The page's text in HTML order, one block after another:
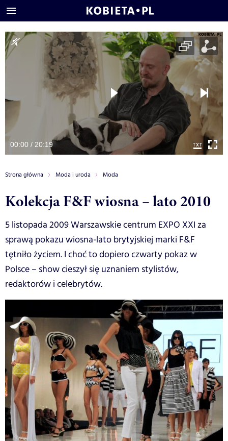
00:00 / 20:19
Strona główna Moda i uroda Moda
Kolekcja F&F wiosna – lato 2010
5 listopada 2009 Warszawskie centrum EXPO XXI za
sprawą pokazu wiosna-lato brytyjskiej marki F&F
tętniło życiem. I choć to dopiero czwarty pokaz w
Polsce – show cieszył się uznaniem stylistów,
redaktorów i celebrytów.